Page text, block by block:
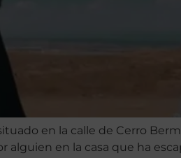
en la calle de Cerro
en la casa que ha